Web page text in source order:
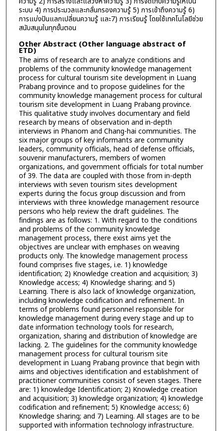
ระบบ 4) การประมวลและกลั่นกรองความรู้ 5) การเข้าถึงความรู้ 6)
การแบ่งปันแลกเปลี่ยนความรู้ และ7) การเรียนรู้ โดยใช้เทคโนโลยีช่วย
สนับสนุนในทุกขั้นตอน
Other Abstract (Other language abstract of
ETD)
The aims of research are to analyze conditions and
problems of the community knowledge management
process for cultural tourism site development in Luang
Prabang province and to propose guidelines for the
community knowledge management process for cultural
tourism site development in Luang Prabang province.
This qualitative study involves documentary and field
research by means of observation and in-depth
interviews in Phanom and Chang-hai communities. The
six major groups of key informants are community
leaders, community officials, head of defense officials,
souvenir manufacturers, members of women
organizations, and government officials for total number
of 39. The data are coupled with those from in-depth
interviews with seven tourism sites development
experts during the focus group discussion and from
interviews with three knowledge management resource
persons who help review the draft guidelines. The
findings are as follows: 1. With regard to the conditions
and problems of the community knowledge
management process, there exist aims yet the
objectives are unclear with emphases on weaving
products only. The knowledge management process
found comprises five stages, i.e. 1) knowledge
identification; 2) Knowledge creation and acquisition; 3)
Knowledge access; 4) Knowledge sharing; and 5)
Learning. There is also lack of knowledge organization,
including knowledge codification and refinement. In
terms of problems found personnel responsible for
knowledge management during every stage and up to
date information technology tools for research,
organization, sharing and distribution of knowledge are
lacking. 2. The guidelines for the community knowledge
management process for cultural tourism site
development in Luang Prabang province that begin with
aims and objectives identification and establishment of
practitioner communities consist of seven stages. There
are: 1) knowledge Identification; 2) Knowledge creation
and acquisition; 3) knowledge organization; 4) knowledge
codification and refinement; 5) Knowledge access; 6)
Knowledge sharing; and 7) Learning. All stages are to be
supported with information technology infrastructure.